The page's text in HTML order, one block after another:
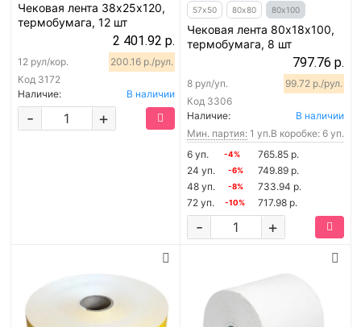
Чековая лента 38х25х120,
термобумага, 12 шт
2 401.92 р.
Код 3172
12 рул/кор. 200.16 р./рул.
Наличие: В наличии
+
-
57х50 80х80 80х100
Чековая лента 80х18х100,
термобумага, 8 шт
797.76 р.
Код 3306
8 рул/уп. 99.72 р./рул.
Наличие:
В наличии
Мин. партия: 1 уп.В коробке: 6 уп.
6 уп.
-4%
765.85 р.
24 уп.
-6%
749.89 р.
48 уп.
-8%
733.94 р.
72 уп.
-10% 717.98 р.
+
-